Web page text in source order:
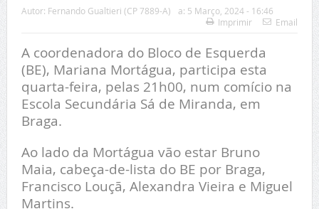
Autor: Fernando Gualtieri (CP 7889-A) a: 5 Março, 2024 - 16:46
Imprimir
Email
A coordenadora do Bloco de Esquerda
(BE), Mariana Mortágua, participa esta
quarta-feira, pelas 21h00, num comício na
Escola Secundária Sá de Miranda, em
Braga.
Ao lado da Mortágua vão estar Bruno
Maia, cabeça-de-lista do BE por Braga,
Francisco Louçã, Alexandra Vieira e Miguel
Martins.